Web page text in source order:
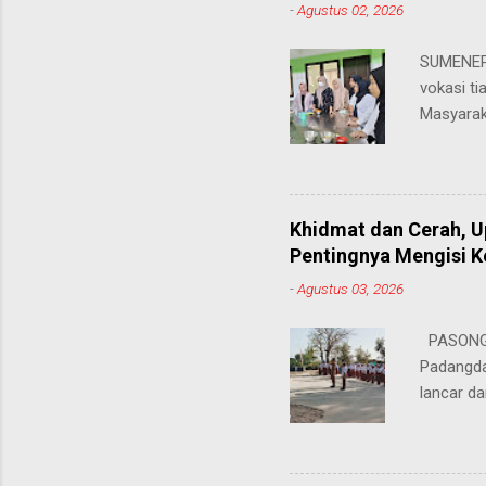
-Agustus 02, 2026
vokasi
hingga
masing.
"Saya
sangat
Khidmat dan Cerah,
Pentingnya Mengisi
-Agustus 03, 2026
lancar
penting